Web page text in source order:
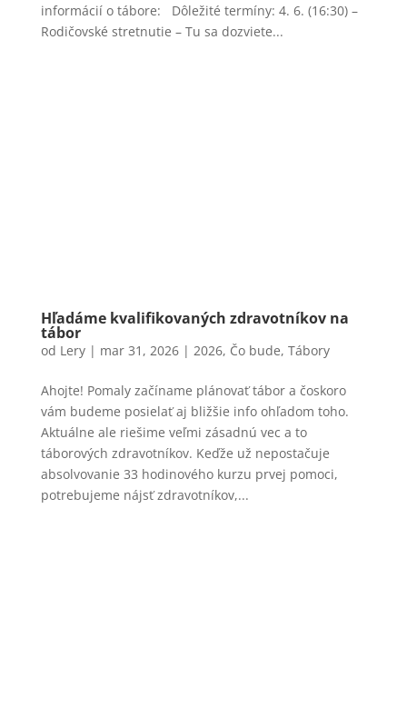
informácií o tábore: Dôležité termíny: 4. 6. (16:30) –
Rodičovské stretnutie – Tu sa dozviete...
Hľadáme kvalifikovaných zdravotníkov na
tábor
od Lery| mar 31, 2026| 2026, Čo bude, Tábory
Ahojte! Pomaly začíname plánovať tábor a čoskoro
vám budeme posielať aj bližšie info ohľadom toho.
Aktuálne ale riešime veľmi zásadnú vec a to
táborových zdravotníkov. Keďže už nepostačuje
absolvovanie 33 hodinového kurzu prvej pomoci,
potrebujeme nájsť zdravotníkov,...